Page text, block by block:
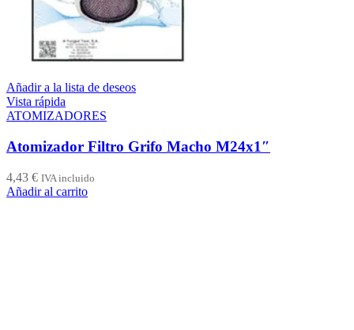
Añadir a la lista de deseos
Vista rápida
ATOMIZADORES
Atomizador Filtro Grifo Macho M24x1″
4,43 € IVA incluido
Añadir al carrito